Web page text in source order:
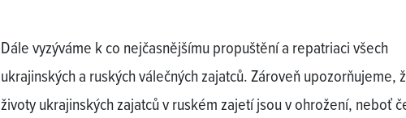
Dále vyzýváme k co nejčasnějšímu propuštění a repatriaci všech
ukrajinských a ruských válečných zajatců. Zároveň upozorňujeme,
životy ukrajinských zajatců v ruském zajetí jsou v ohrožení, neboť